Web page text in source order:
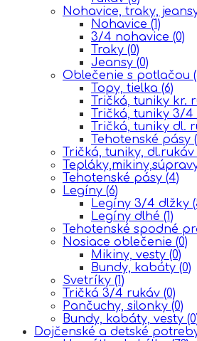
Nohavice, traky,
Nohavice (1)
3/4 nohavice (0)
Traky (0)
Jeansy (0)
Oblečenie s potlačou
Topy, tielka (6)
Tričká, tuniky kr.
Tričká, tuniky 3/4
Tričká, tuniky dl.
Tehotenské pásy
Tričká, tuniky, dl.rukáv
Tehotenské pásy (4)
Legíny (6)
Legíny 3/4 dlžky
Legíny dlhé (1)
Tehotenské spodné
Nosiace oblečenie (0)
Mikiny, vesty (0)
Bundy, kabáty (0)
Svetríky (1)
Tričká 3/4 rukáv (0)
Pančuchy, silonky (0)
Bundy, kabáty, vesty
Dojčenské a detské